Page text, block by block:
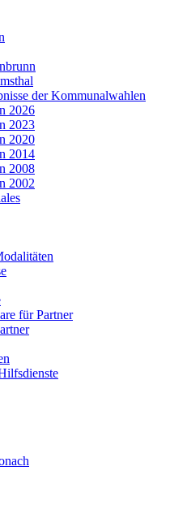
der Kommunalwahlen
2026
2023
2020
2014
2008
2002
für Partner